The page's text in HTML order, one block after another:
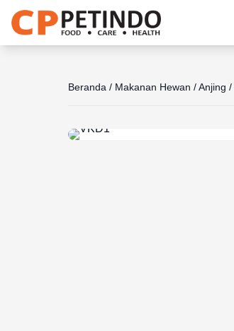
Beranda / Makanan Hewan /Anjing /